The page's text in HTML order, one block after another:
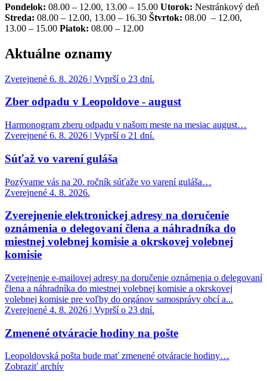
Pondelok: 08.00 – 12.00, 13.00 – 15.00 Utorok: Nestránkový deň
Streda: 08.00 – 12.00, 13.00 – 16.30 Štvrtok: 08.00 – 12.00,
13.00 – 15.00 Piatok: 08.00 – 12.00
Aktuálne oznamy
Zverejnené 6. 8. 2026 | Vyprší o 23 dní.
Zber odpadu v Leopoldove - august
Harmonogram zberu odpadu v našom meste na mesiac august…
Zverejnené 6. 8. 2026 | Vyprší o 21 dní.
Súťaž vo varení guláša
Pozývame vás na 20. ročník súťaže vo varení guláša…
Zverejnené 4. 8. 2026.
Zverejnenie elektronickej adresy na doručenie
oznámenia o delegovaní člena a náhradníka do
miestnej volebnej komisie a okrskovej volebnej
komisie
Zverejnenie e-mailovej adresy na doručenie oznámenia o delegovaní
člena a náhradníka do miestnej volebnej komisie a okrskovej
volebnej komisie pre voľby do orgánov samosprávy obcí a...
Zverejnené 4. 8. 2026 | Vyprší o 23 dní.
Zmenené otváracie hodiny na pošte
Leopoldovská pošta bude mať zmenené otváracie hodiny…
Zobraziť archív